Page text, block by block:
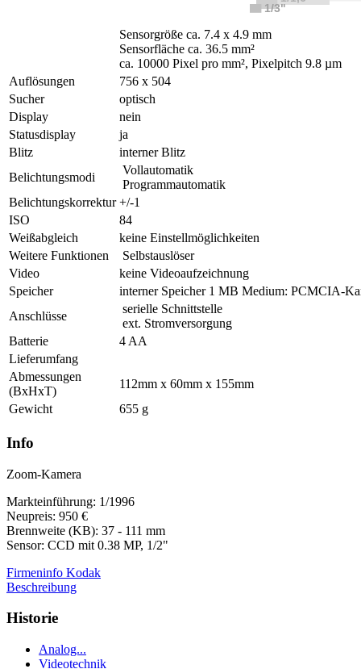
Sensorgröße ca. 7.4 x 4.9 mm
Sensorfläche ca. 36.5 mm²
ca. 10000 Pixel pro mm², Pixelpitch 9.8 µm
Auflösungen
756 x 504
Sucher
optisch
Display
nein
Statusdisplay
ja
Blitz
interner Blitz
Belichtungsmodi
Vollautomatik
Programmautomatik
Belichtungskorrektur +/-1
ISO
84
Weißabgleich
keine Einstellmöglichkeiten
Weitere Funktionen
Selbstauslöser
Video
keine Videoaufzeichnung
Speicher
interner Speicher 1 MB Medium: PCMCIA-
Anschlüsse
serielle Schnittstelle
ext. Stromversorgung
Batterie
4 AA
Lieferumfang
Abmessungen
(BxHxT)
112mm x 60mm x 155mm
Gewicht
655 g
Info
Zoom-Kamera
Markteinführung: 1/1996
Neupreis: 950 €
Brennweite (KB): 37 - 111 mm
Sensor: CCD mit 0.38 MP, 1/2"
Firmeninfo Kodak
Beschreibung
Historie
Analog...
Videotechnik